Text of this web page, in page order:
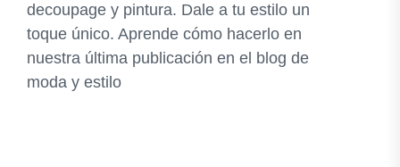
decoupage y pintura. Dale a tu estilo un
toque único. Aprende cómo hacerlo en
nuestra última publicación en el blog de
moda y estilo